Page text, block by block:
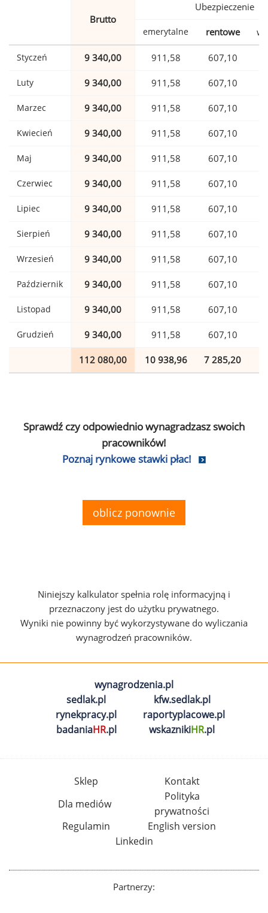
Brutto
Ubezpieczenie
emerytalne rentowe
Styczeń 9 340,00 911,58 607,10
Luty 9 340,00 911,58 607,10
Marzec 9 340,00 911,58 607,10
Kwiecień 9 340,00 911,58 607,10
Maj 9 340,00 911,58 607,10
Czerwiec 9 340,00 911,58 607,10
Lipiec 9 340,00 911,58 607,10
Sierpień 9 340,00 911,58 607,10
Wrzesień 9 340,00 911,58 607,10
Październik 9 340,00 911,58 607,10
Listopad 9 340,00 911,58 607,10
Grudzień 9 340,00 911,58 607,10
112 080,00 10 938,96 7 285,20
Sprawdź czy odpowiednio wynagradzasz swoich
pracowników!
Poznaj rynkowe stawki płac!
oblicz ponownie
Niniejszy kalkulator spełnia rolę informacyjną i
przeznaczony jest do użytku prywatnego.
Wyniki nie powinny być wykorzystywane do wyliczania
wynagrodzeń pracowników.
wynagrodzenia.pl
sedlak.pl
kfw.sedlak.pl
rynekpracy.pl
raportyplacowe.pl
badaniaHR.pl wskaznikiHR.pl
Sklep
Kontakt
Dla mediów
Polityka
prywatności
Regulamin
English version
Linkedin
Partnerzy: